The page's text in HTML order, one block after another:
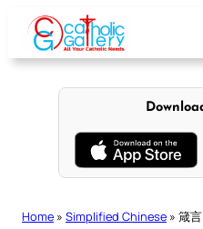
content
Home » Simplified Chinese » 箴